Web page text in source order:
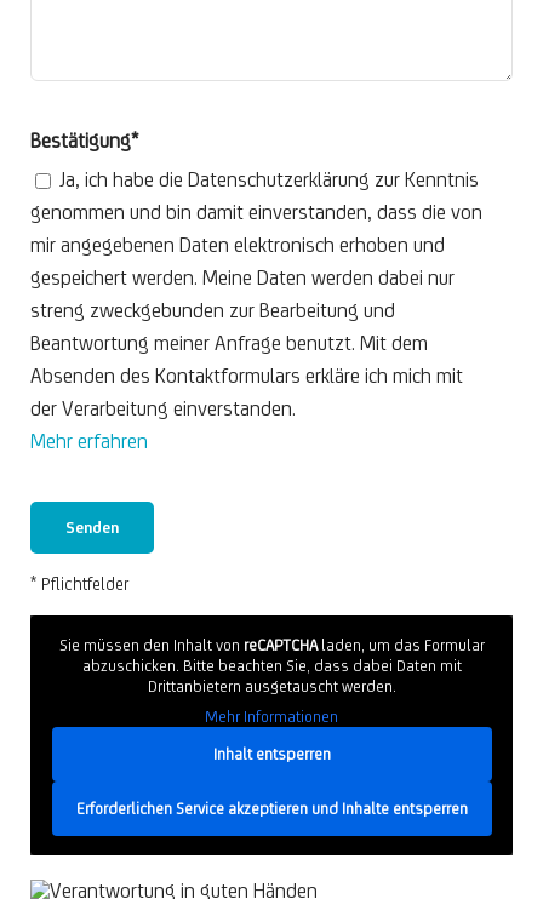
Bestätigung*
Ja, ich habe die Datenschutzerklärung zur Kenntnis
genommen und bin damit einverstanden, dass die von
mir angegebenen Daten elektronisch erhoben und
gespeichert werden. Meine Daten werden dabei nur
streng zweckgebunden zur Bearbeitung und
Beantwortung meiner Anfrage benutzt. Mit dem
Absenden des Kontaktformulars erkläre ich mich mit
der Verarbeitung einverstanden.
Mehr erfahren
* Pflichtfelder
Sie müssen den Inhalt von reCAPTCHAladen, um das Formular
abzuschicken. Bitte beachten Sie, dass dabei Daten mit
Drittanbietern ausgetauscht werden.
Mehr Informationen
Inhalt entsperren
Erforderlichen Service akzeptieren und Inhalte entsperren